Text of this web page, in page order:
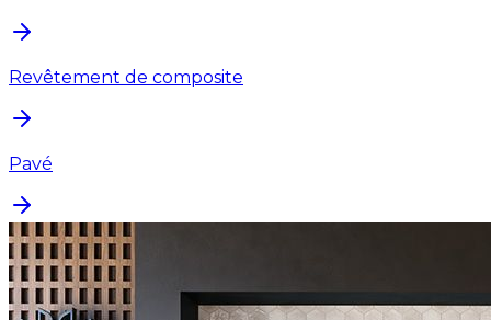
Revêtement de composite
Pavé